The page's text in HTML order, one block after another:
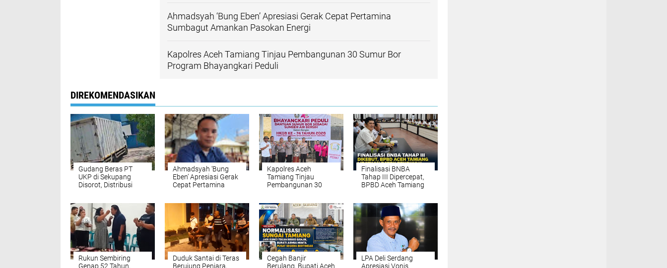
Ahmadsyah ‘Bung Eben’ Apresiasi Gerak Cepat Pertamina
Sumbagut Amankan Pasokan Energi
Kapolres Aceh Tamiang Tinjau Pembangunan 30 Sumur Bor
Program Bhayangkari Peduli
DIREKOMENDASIKAN
Gudang Beras PT
UKP di Sekupang
Disorot, Distribusi
Transparansi
Dipertanyakan
Ahmadsyah ‘Bung
Eben’ Apresiasi Gerak
Cepat Pertamina
Kapolres Aceh
Tamiang Tinjau
Pembangunan 30
Finalisasi BNBA
Tahap III Dipercepat,
BPBD Aceh Tamiang
Tepat Sasaran
Rukun Sembiring
Genap 52 Tahun,
Duduk Santai di Teras
Berujung Penjara,
Cegah Banjir
Berulang, Bupati Aceh
LPA Deli Serdang
Apresiasi Vonis